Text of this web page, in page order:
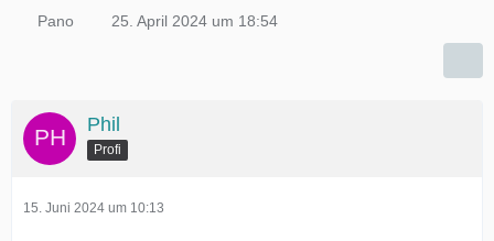
Pano 25. April 2024 um 18:54
Phil
Profi
15. Juni 2024 um 10:13